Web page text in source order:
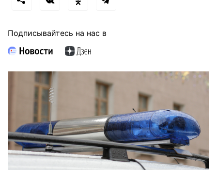
Подписывайтесь на нас в